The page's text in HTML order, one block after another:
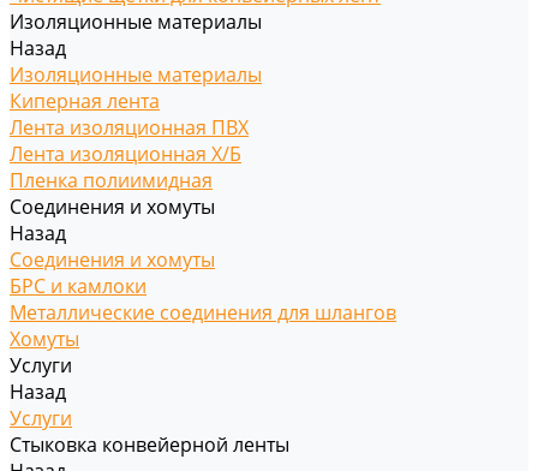
Изоляционные материалы
Назад
Изоляционные материалы
Киперная лента
Лента изоляционная ПВХ
Лента изоляционная Х/Б
Пленка полиимидная
Соединения и хомуты
Назад
Соединения и хомуты
БРС и камлоки
Металлические соединения для шлангов
Хомуты
Услуги
Назад
Услуги
Стыковка конвейерной ленты